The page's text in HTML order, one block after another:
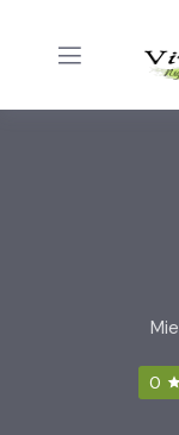
0